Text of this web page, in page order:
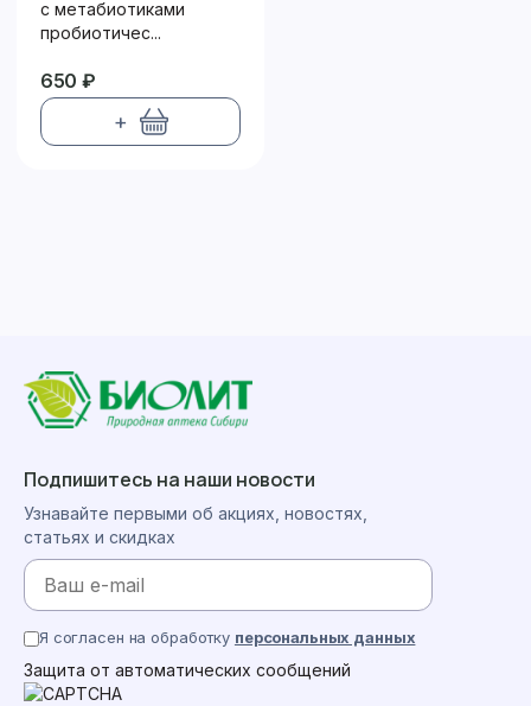
ПРОБИОТИК /
PROBIOTIC
с метабиотиками
пробиотичес...
650 ₽
+
Подпишитесь на наши новости
Узнавайте первыми об акциях, новостях,
статьях и скидках
Я согласен на обработку персональных данных
Защита от автоматических сообщений